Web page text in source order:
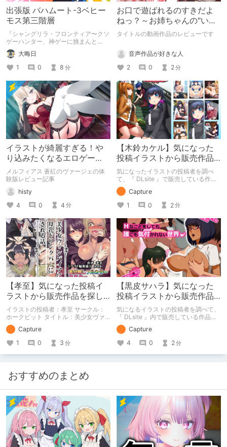
出張版 バハムート-3ベヒー
モス第三階層
『シャングリラ・フロンティア〜クソ
ゲーハンター、神ゲーに挑まんと
す〜』に関するクイズ（全5問）で
す。 果たして何問正解できるでしょ
うか？
大晦日
1
0 8 分
お口で遊ばれるのすきだよ
ねっ？～お姉ちゃんの"いつ
ものお部屋"で溺愛フェラに
タイトルの動画作品のレビューです
音声作品が好きな人
2
0 2分
イラストが綺麗すぎる！や
り込みたくなるエロゲー
「メルフィアス 蒼紅のヴァ
ージェ」
メルフィアス 蒼紅のヴァージェの体
験版レビュー記事
histy
4
0 4 分
【木鈴カケル】気になった
投稿イラストから販売作品
を探し始める【DLsite】
気になったイラストの投稿者を調べ
て、『 DLsite 』で販売している作品
を紹介する記事です。 投稿者：木鈴
カケル サークル：木鈴亭 紹介作品：
病愛説話～ヤンデレ総集編本～
Capture
1
0 2分
【孝至】気になった投稿イ
ラストから販売作品を探し
始める【DLsite】
イラストの投稿者：孝至 サークル：
ホークビット タイトル：美少女ヴァ
ンパイアに母乳ドリンクバーにされる
話 Twitterで気になったイラストの投
稿者を調べて、DLsiteの販売作品を紹
介している記事です。 イラスト投稿
者が活動されているサイトもまとめて
みて下さい。
Capture
1
0 3 分
【黒皮サハラ】気になった
投稿イラストから販売作品
を探し始める【DLsite】
気になるイラストの投稿者を調べて、
『 DLsite 』内で販売している作品を
紹介する記事です。 投稿者：黒皮サ
ハラ サークル：めぞパンプキン 作品
紹介：Hなことをしても誰にも気付か
れない世界 他
Capture
4
0 2分
おすすめのまとめ